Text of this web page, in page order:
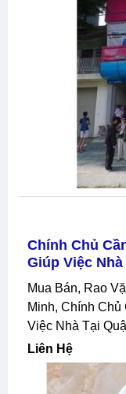
Chính Chủ
Giúp Việc Nhà
Mua Bán, Rao Vặt Tuyển Dụng Quận 5 Hồ Chí
Minh, Chính
Việc Nhà Tại
Liên Hệ